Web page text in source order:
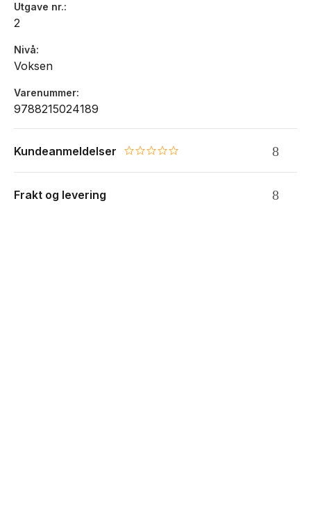
Utgave nr.
2
Nivå
Voksen
Varenummer
9788215024189
Kundeanmeldelser 0.0 star rating
Frakt og levering